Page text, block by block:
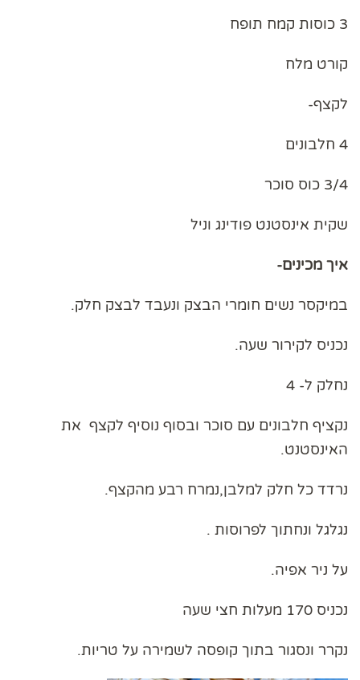
3 כוסות קמח תופח
קורט מלח
לקצף-
4 חלבונים
3/4 כוס סוכר
שקית אינסטנט פודינג וניל
איך מכינים-
במיקסר נשים חומרי הבצק ונעבד לבצק חלק.
נכניס לקירור שעה.
נחלק ל- 4
נקציף חלבונים עם סוכר ובסוף נוסיף לקצף את
האינסטנט.
נרדד כל חלק למלבן,נמרח רבע מהקצף.
נגלגל ונחתוך לפרוסות .
על ניר אפיה.
נכניס 170 מעלות חצי שעה
נקרר ונסגור בתוך קופסה לשמירה על טריות.